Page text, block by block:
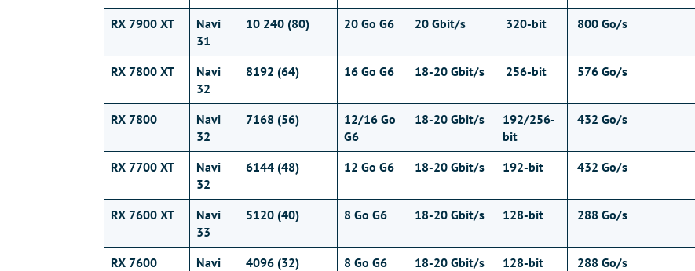
RX 7900 XT
Navi
31
10 240 (80) 20 Go G6 20 Gbit/s 320-bit 800 Go/s
RX 7800 XT
Navi
32
8192 (64) 16 Go G6 18-20 Gbit/s 256-bit 576 Go/s
RX 7800
Navi
32
7168 (56)
12/16 Go
G6
18-20 Gbit/s
192/256-
bit
432 Go/s
RX 7700 XT
Navi
32
6144 (48) 12 Go G6 18-20 Gbit/s 192-bit 432 Go/s
RX 7600 XT
Navi
33
5120 (40) 8 Go G6 18-20 Gbit/s 128-bit 288 Go/s
RX 7600
Navi
4096 (32) 8 Go G6 18-20 Gbit/s 128-bit 288 Go/s